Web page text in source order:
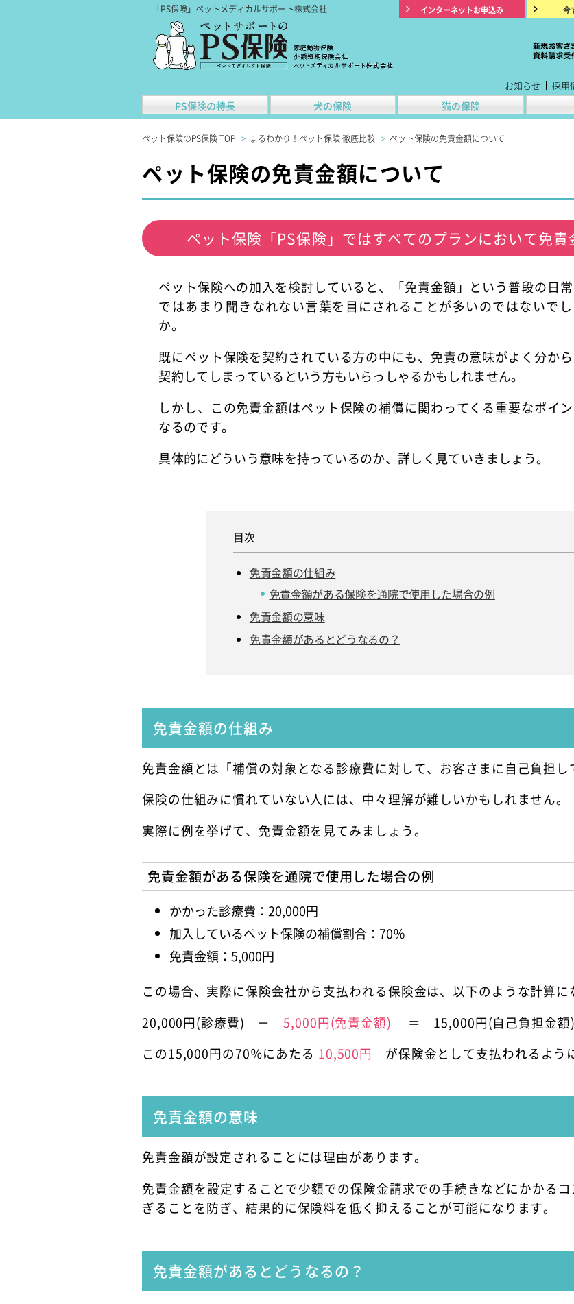
「PS保険」ペットメディカルサポート株式会社 インターネットお申込み 今
PS保険の特長 犬の保険 猫の保険
お知らせ 採用
ペット保険のPS保険 TOP > まるわかり！ペット保険 徹底比較 > ペット保険の免責金額について
ペット保険の免責金額について
ペット保険「PS保険」ではすべてのプランにおいて免
ペット保険への加入を検討していると、「免責金額」という普段の日
ではあまり聞きなれない言葉を目にされることが多いのではないでし
か。
既にペット保険を契約されている方の中にも、免責の意味がよく分か
契約してしまっているという方もいらっしゃるかもしれません。
しかし、この免責金額はペット保険の補償に関わってくる重要なポイ
なるのです。
具体的にどういう意味を持っているのか、詳しく見ていきましょう。
免責金額の仕組み
免責金額がある保険を通院で使用した場合の例
免責金額の意味
免責金額があるとどうなるの？
免責金額の仕組み
免責金額とは「補償の対象となる診療費に対して、お客さまに自己負担し
保険の仕組みに慣れていない人には、中々理解が難しいかもしれません。
実際に例を挙げて、免責金額を見てみましょう。
免責金額がある保険を通院で使用した場合の例
かかった診療費：20,000円
加入しているペット保険の補償割合：70％
免責金額：5,000円
この場合、実際に保険会社から支払われる保険金は、以下のような計算に
20,000円(診療費) －5,000円(免責金額) ＝ 15,000円(自己負担金額)
この15,000円の70％にあたる 10,500円 が保険金として支払われるよう
免責金額の意味
免責金額が設定されることには理由があります。
免責金額を設定することで少額での保険金請求での手続きなどにかかる
ぎることを防ぎ、結果的に保険料を低く抑えることが可能になります。
免責金額があるとどうなるの？